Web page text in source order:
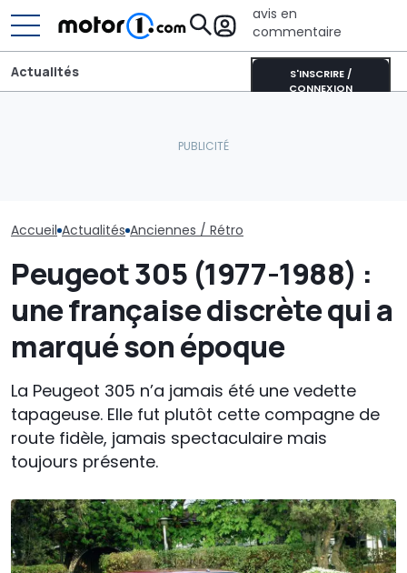
avis en
commentaire
S'INSCRIRE /
CONNEXION
Actualités
Accueil Actualités Anciennes / Rétro
Peugeot 305 (1977-1988) :
une française discrète qui a
marqué son époque
La Peugeot 305 n’a jamais été une vedette
tapageuse. Elle fut plutôt cette compagne de
route fidèle, jamais spectaculaire mais
toujours présente.